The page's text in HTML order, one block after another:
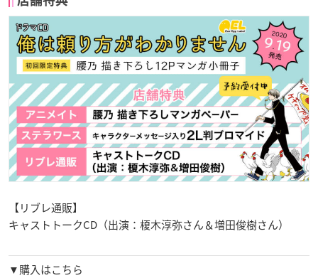
【リブレ通販】
キャストトークCD（出演：榎木淳弥さん＆増田俊樹さん）
▼購入はこちら